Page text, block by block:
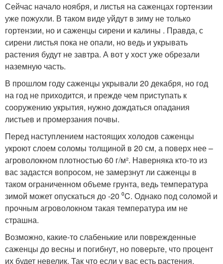
Сейчас начало ноября, и листья на саженцах гортензии
уже пожухли. В таком виде уйдут в зиму не только
гортензии, но и саженцы сирени и калины . Правда, с
сирени листья пока не опали, но ведь и укрывать
растения будут не завтра. А вот у хост уже обрезали
наземную часть.
В прошлом году саженцы укрывали 20 декабря, но год
на год не приходится, и прежде чем приступать к
сооружению укрытия, нужно дождаться опадания
листьев и промерзания почвы.
Перед наступлением настоящих холодов саженцы
укроют слоем соломы толщиной в 20 см, а поверх нее –
агроволокном плотностью 60 г/м². Наверняка кто-то из
вас задастся вопросом, не замерзнут ли саженцы в
таком ограниченном объеме грунта, ведь температура
зимой может опускаться до -20 ⁰C. Однако под соломой и
прочным агроволокном такая температура им не
страшна.
Возможно, какие-то слабенькие или поврежденные
саженцы до весны и погибнут, но поверьте, что процент
их будет невелик. Так что если у вас есть растения,